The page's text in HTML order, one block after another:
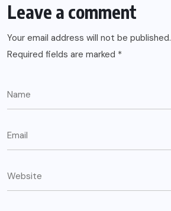
Leave a comment
Your email address will not be published.
Required fields are marked *